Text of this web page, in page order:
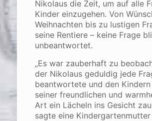
Nikolaus die Zeit, um auf alle
Kinder einzugehen. Von
Weihnachten bis zu lustigen
seine Rentiere – keine Frage
unbeantwortet.
„Es war zauberhaft zu
der Nikolaus geduldig jede
beantwortete und den
seiner freundlichen und
Art ein Lächeln ins Gesicht
sagte eine Kindergartenmutter